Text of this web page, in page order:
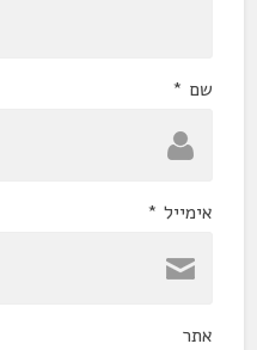
שם *
אימייל *
אתר